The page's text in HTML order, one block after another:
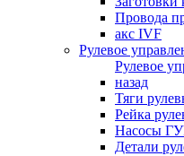
Провода
акс IVF
Рулевое
Рулевое
назад
Тяги
Рейка
Насосы
Детали